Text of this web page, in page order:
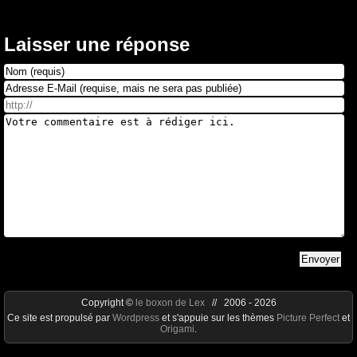
Laisser une réponse
Copyright © le boxon de Lex// 2006 - 2026
Ce site est propulsé par Wordpress et s'appuie sur les thèmes Picture Perfect et
Origami.